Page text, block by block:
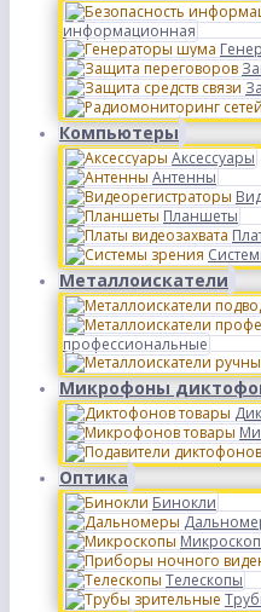
информационная
Компьютеры
Аксессуары
Антенны
Планшеты
Металлоискатели
профессиональные
Микрофоны
Оптика
Бинокли
Телескопы